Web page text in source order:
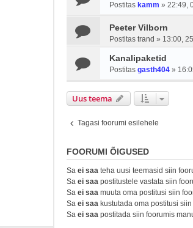
Postitas kamm » 22:49,
Peeter Vilborn
Postitas trand » 13:00,
Kanalipaketid
Postitas gasth404 »
Uus teema
Tagasi foorumi esilehele
FOORUMI ÕIGUSED
Sa ei saa teha uusi teemasid siin
Sa ei saa postitustele vastata siin
Sa ei saa muuta oma postitusi siin
Sa ei saa kustutada oma postitusi
Sa ei saa postitada siin foorumis